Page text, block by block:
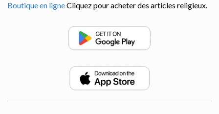
Boutique en ligneCliquez pour acheter des articles religieux.